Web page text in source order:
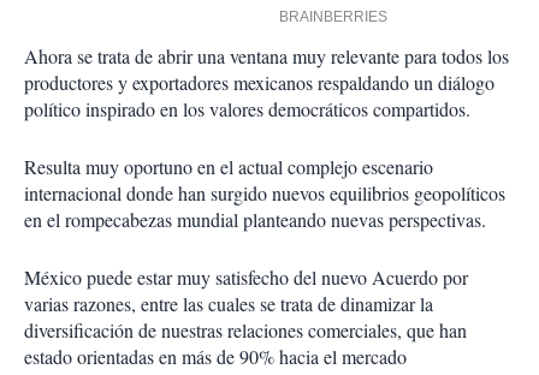
Ahora se trata de abrir una ventana muy relevante para todos los
productores y exportadores mexicanos respaldando un diálogo
político inspirado en los valores democráticos compartidos.
Resulta muy oportuno en el actual complejo escenario
internacional donde han surgido nuevos equilibrios geopolíticos
en el rompecabezas mundial planteando nuevas perspectivas.
México puede estar muy satisfecho del nuevo Acuerdo por
varias razones, entre las cuales se trata de dinamizar la
diversificación de nuestras relaciones comerciales, que han
estado orientadas en más de 90% hacia el mercado